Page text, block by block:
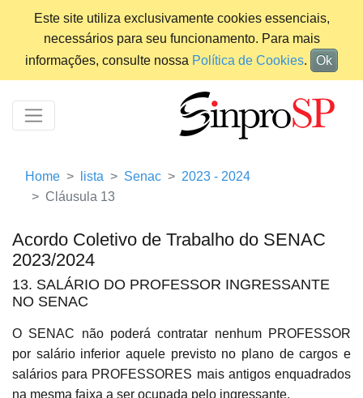
Este site utiliza exclusivamente cookies essenciais,
necessários para seu funcionamento. Para mais
informações, consulte nossa Política de Cookies. Ok
Home lista Senac
2023 - 2024
Cláusula 13
Acordo Coletivo de Trabalho do SENAC
2023/2024
13. SALÁRIO DO PROFESSOR INGRESSANTE
NO SENAC
O SENAC não poderá contratar nenhum PROFESSOR
por salário inferior aquele previsto no plano de cargos e
salários para PROFESSORES mais antigos enquadrados
na mesma faixa a ser ocupada pelo ingressante.